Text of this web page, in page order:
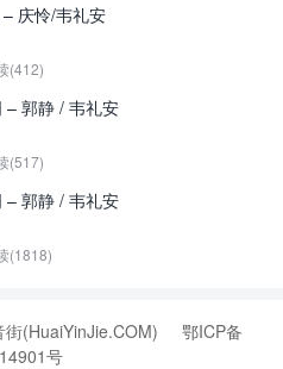
庆怜/韦礼安
(412)
– 郭静 / 韦礼安
(517)
– 郭静 / 韦礼安
(1818)
(HuaiYinJie.COM)
鄂ICP备
号